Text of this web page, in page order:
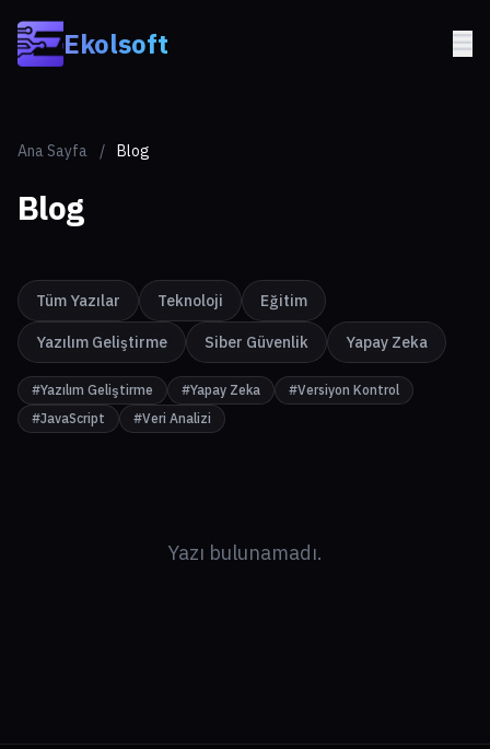
Ekolsoft
Ana Sayfa / Blog
Blog
Tüm Yazılar Teknoloji Eğitim
Yazılım Geliştirme Siber Güvenlik Yapay Zeka
#Yazılım Geliştirme #Yapay Zeka
#Versiyon Kontrol
#JavaScript
#Veri Analizi
Yazı bulunamadı.